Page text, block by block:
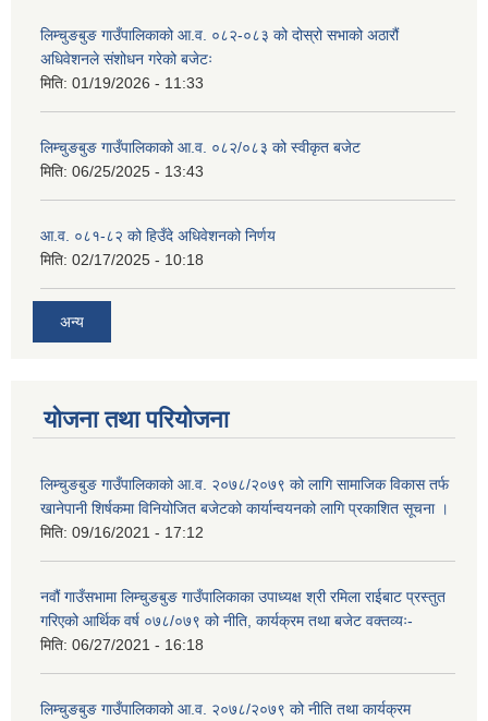
लिम्चुङबुङ गाउँपालिकाको आ.व. ०८२-०८३ को दोस्रो सभाको अठारौं
अधिवेशनले संशोधन गरेको बजेटः
मिति: 01/19/2026 - 11:33
लिम्चुङबुङ गाउँपालिकाको आ.व. ०८२/०८३ को स्वीकृत बजेट
मिति: 06/25/2025 - 13:43
आ.व. ०८१-८२ को हिउँदे अधिवेशनको निर्णय
मिति: 02/17/2025 - 10:18
अन्य
योजना तथा परियोजना
लिम्चुङबुङ गाउँपालिकाको आ.व. २०७८/२०७९ को लागि सामाजिक विकास तर्फ
खानेपानी शिर्षकमा विनियोजित बजेटको कार्यान्वयनको लागि प्रकाशित सूचना ।
मिति: 09/16/2021 - 17:12
नवौं गाउँसभामा लिम्चुङबुङ गाउँपालिकाका उपाध्यक्ष श्री रमिला राईबाट प्रस्तुत
गरिएको आर्थिक वर्ष ०७८/०७९ को नीति, कार्यक्रम तथा बजेट वक्तव्यः-
मिति: 06/27/2021 - 16:18
लिम्चुङबुङ गाउँपालिकाको आ.व. २०७८/२०७९ को नीति तथा कार्यक्रम